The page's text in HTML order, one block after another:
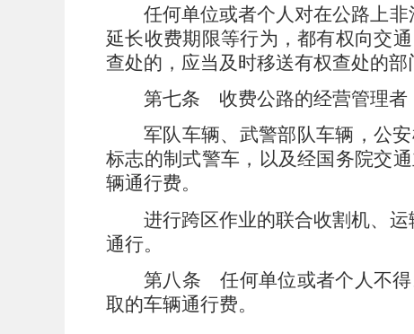
任何单位或者个人对在公路上
延长收费期限等行为，都有权向交
查处的，应当及时移送有权查处的
第七条 收费公路的经营管理者
军队车辆、武警部队车辆，公
标志的制式警车，以及经国务院交
辆通行费。
进行跨区作业的联合收割机、
通行。
第八条任何单位或者个人不
取的车辆通行费。